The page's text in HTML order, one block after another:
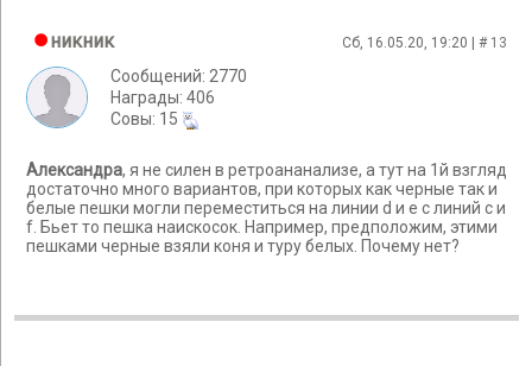
никник Сб, 16.05.20, 19:20 | # 13
Сообщений: 2770
Награды: 406
Cовы: 15
Александра, я не силен в ретроананализе, а тут на 1й взгляд
достаточно много вариантов, при которых как черные так и
белые пешки могли переместиться на линии d и e с линий c и
f. Бьет то пешка наискосок. Например, предположим, этими
пешками черные взяли коня и туру белых. Почему нет?